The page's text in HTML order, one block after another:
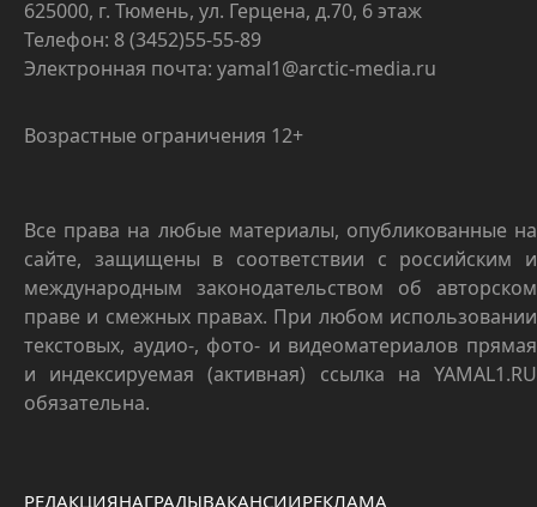
625000, г. Тюмень, ул. Герцена, д.70, 6 этаж
Телефон: 8 (3452)55-55-89
Электронная почта: yamal1@arctic-media.ru
Возрастные ограничения 12+
Все права на любые материалы, опубликованные на
сайте, защищены в соответствии с российским и
международным законодательством об авторском
праве и смежных правах. При любом использовании
текстовых, аудио-, фото- и видеоматериалов прямая
и индексируемая (активная) ссылка на YAMAL1.RU
обязательна.
РЕДАКЦИЯНАГРАДЫВАКАНСИИРЕКЛАМА